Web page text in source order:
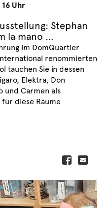
16 Uhr
Stephan
la mano …
im DomQuartier
renommierten
tauchen Sie in dessen
Elektra, Don
und Carmen als
diese Räume